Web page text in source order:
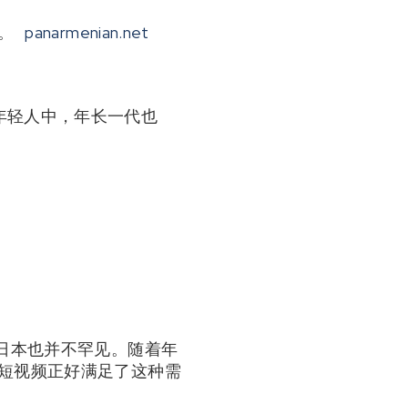
panarmenian.net
轻人中，年长一代也
本也并不罕见。随着年
视频正好满足了这种需